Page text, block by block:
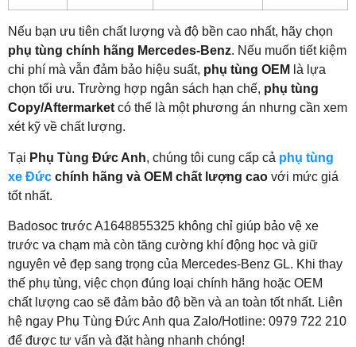
Nếu bạn ưu tiên chất lượng và độ bền cao nhất, hãy chọn
phụ tùng chính hãng Mercedes-Benz. Nếu muốn tiết kiệm
chi phí mà vẫn đảm bảo hiệu suất, phụ tùng OEM là lựa
chọn tối ưu. Trường hợp ngân sách hạn chế, phụ tùng
Copy/Aftermarket có thể là một phương án nhưng cần xem
xét kỹ về chất lượng.
Tại Phụ Tùng Đức Anh, chúng tôi cung cấp cả phụ tùng
xe Đức chính hãng và OEM chất lượng cao với mức giá
tốt nhất.
Badosoc trước A1648855325 không chỉ giúp bảo vệ xe
trước va chạm mà còn tăng cường khí động học và giữ
nguyên vẻ đẹp sang trọng của Mercedes-Benz GL. Khi thay
thế phụ tùng, việc chọn đúng loại chính hãng hoặc OEM
chất lượng cao sẽ đảm bảo độ bền và an toàn tốt nhất. Liên
hệ ngay Phụ Tùng Đức Anh qua Zalo/Hotline: 0979 722 210
để được tư vấn và đặt hàng nhanh chóng!